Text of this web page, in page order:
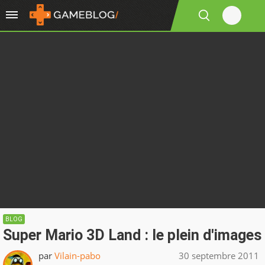
BLOG
Super Mario 3D Land : le plein d'images
par Vilain-pabo 30 septembre 2011